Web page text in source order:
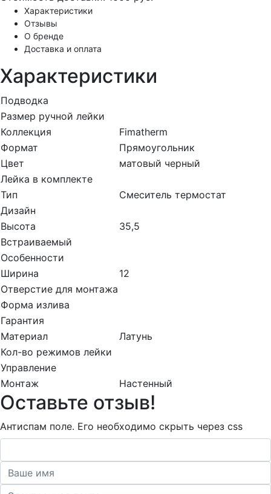
Характеристики
Отзывы
О бренде
Доставка и оплата
Характеристики
Подводка
Размер ручной лейки
Коллекция
Fimatherm
Формат
Прямоугольник
Цвет
матовый черный
Лейка в комплекте
Тип
Смеситель термостат
Дизайн
Высота
35,5
Встраиваемый
Особенности
Ширина
12
Отверстие для монтажа
Форма излива
Гарантия
Материал
Латунь
Кол-во режимов лейки
Управление
Монтаж
Настенный
Оставьте отзыв!
Антиспам поле. Его необходимо скрыть через css